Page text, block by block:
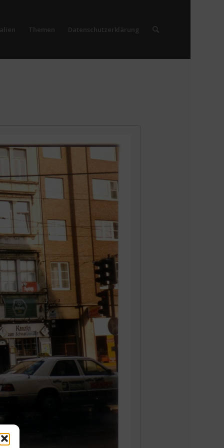
Themen Datenschutzerklärung